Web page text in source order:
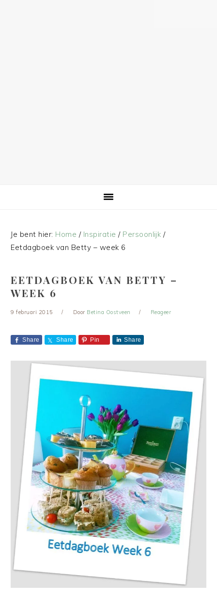
Je bent hier: Home / Inspiratie / Persoonlijk /
Eetdagboek van Betty – week 6
EETDAGBOEK VAN BETTY –
WEEK 6
9 februari 2015 Door Betina Oostveen Reageer
Share Share Pin Share